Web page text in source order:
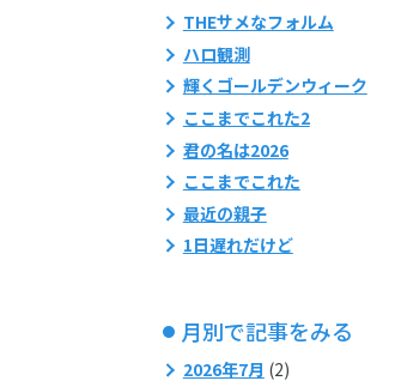
THEサメなフォルム
ハロ観測
輝くゴールデンウィーク
ここまでこれた2
君の名は2026
ここまでこれた
最近の親子
1日遅れだけど
月別で記事をみる
2026年7月 (2)